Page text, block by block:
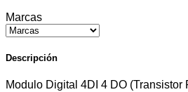
Marcas
Descripción
Modulo Digital 4DI 4 DO (Transistor